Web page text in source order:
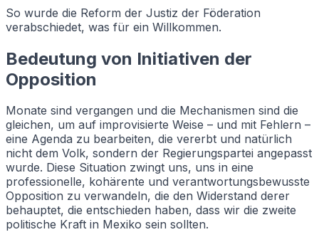
So wurde die Reform der Justiz der Föderation
verabschiedet, was für ein Willkommen.
Bedeutung von Initiativen der
Opposition
Monate sind vergangen und die Mechanismen sind die
gleichen, um auf improvisierte Weise – und mit Fehlern –
eine Agenda zu bearbeiten, die vererbt und natürlich
nicht dem Volk, sondern der Regierungspartei angepasst
wurde. Diese Situation zwingt uns, uns in eine
professionelle, kohärente und verantwortungsbewusste
Opposition zu verwandeln, die den Widerstand derer
behauptet, die entschieden haben, dass wir die zweite
politische Kraft in Mexiko sein sollten.